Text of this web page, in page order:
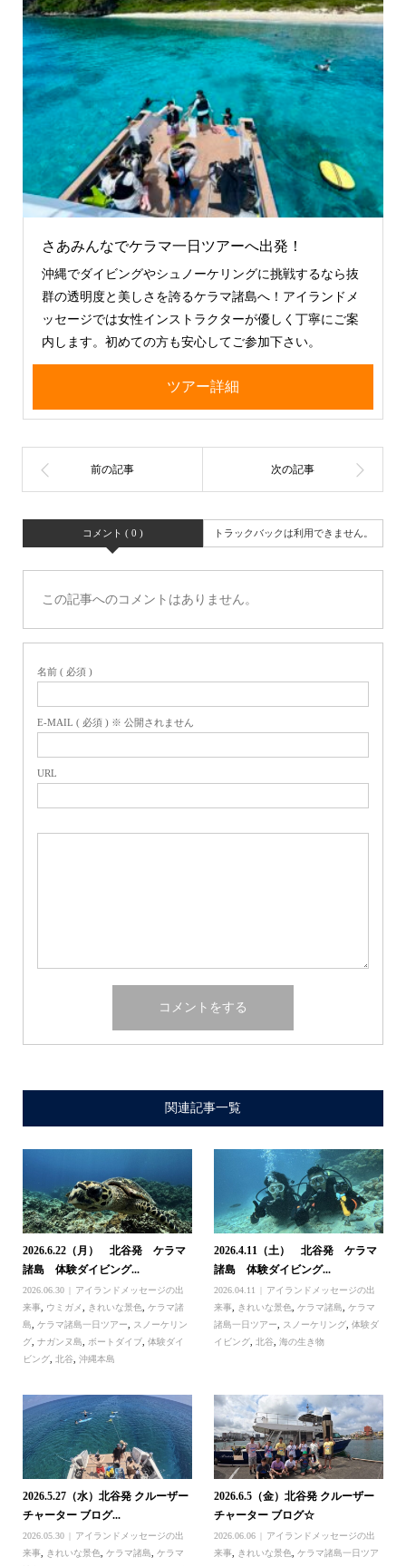
さあみんなでケラマ一日ツアーへ出発！
沖縄でダイビングやシュノーケリングに挑戦するなら抜
群の透明度と美しさを誇るケラマ諸島へ！アイランドメ
ッセージでは女性インストラクターが優しく丁寧にご案
内します。初めての方も安心してご参加下さい。
ツアー詳細
コメント ( 0 ) トラックバックは利用できません。
この記事へのコメントはありません。
名前 ( 必須 )
E-MAIL ( 必須 ) ※ 公開されません
URL
関連記事一覧
2026.6.22（月） 北谷発 ケラマ
諸島 体験ダイビング...
2026.06.30
アイランドメッセージの出
来事, ウミガメ きれいな景色
ケラマ諸
島
ケラマ諸島一日ツアー
スノーケリン
グ, ナガンヌ島 ボートダイブ, 体験ダイ
ビング, 北谷, 沖縄本島
2026.4.11（土） 北谷発 ケラマ
諸島 体験ダイビング...
2026.04.11
アイランドメッセージの出
来事
きれいな景色 ,ケラマ諸島 ,ケラマ
諸島一日ツアー
スノーケリング ,体験ダ
イビング ,北谷 ,海の生き物
2026.5.27（水）北谷発 クルーザー
チャーター ブログ...
2026.05.30
アイランドメッセージの出
来事, きれいな景色, ケラマ諸島, ケラマ
2026.6.5（金）北谷発 クルーザー
チャーター ブログ☆
2026.06.06
アイランドメッセージの出
来事, きれいな景色,ケラマ諸島一日ツア